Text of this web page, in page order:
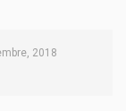
2018